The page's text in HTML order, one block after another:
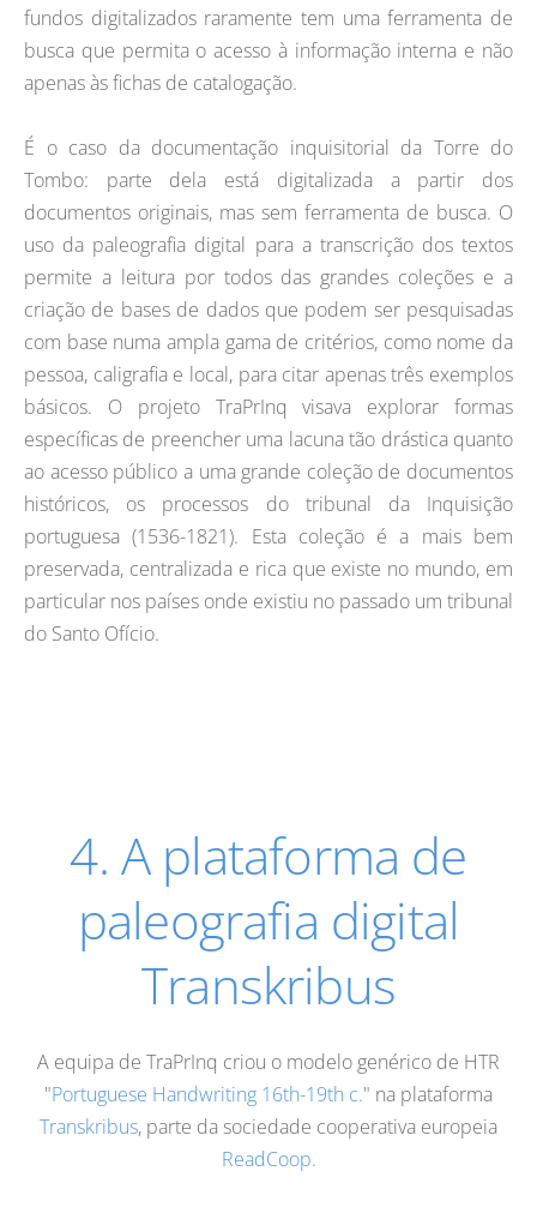
fundos digitalizados raramente tem uma ferramenta de
busca que permita o acesso à informação interna e não
apenas às fichas de catalogação.
É o caso da documentação inquisitorial da Torre do
Tombo: parte dela está digitalizada a partir dos
documentos originais, mas sem ferramenta de busca. O
uso da paleografia digital para a transcrição dos textos
permite a leitura por todos das grandes coleções e a
criação de bases de dados que podem ser pesquisadas
com base numa ampla gama de critérios, como nome da
pessoa, caligrafia e local, para citar apenas três exemplos
básicos. O projeto TraPrInq visava explorar formas
específicas de preencher uma lacuna tão drástica quanto
ao acesso público a uma grande coleção de documentos
históricos, os processos do tribunal da Inquisição
portuguesa (1536-1821). Esta coleção é a mais bem
preservada, centralizada e rica que existe no mundo, em
particular nos países onde existiu no passado um tribunal
do Santo Ofício.
4. A plataforma de
paleografia digital
Transkribus
A equipa de TraPrInq criou o modelo genérico de HTR
"Portuguese Handwriting 16th-19th c." na plataforma
Transkribus, parte da sociedade cooperativa europeia
ReadCoop.